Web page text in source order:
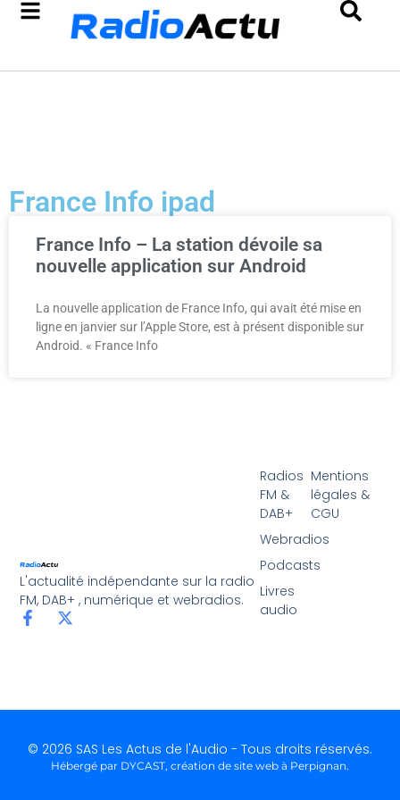
France Info ipad
France Info – La station dévoile sa
nouvelle application sur Android
La nouvelle application de France Info, qui avait été mise en
ligne en janvier sur l’Apple Store, est à présent disponible sur
Android. « France Info
L'actualité indépendante sur la radio
FM, DAB+ , numérique et webradios.
Radios
FM &
DAB+
Webradios
Podcasts
Livres
audio
Mentions
légales &
CGU
© 2026 SAS Les Actus de l'Audio - Tous droits réservés.
Hébergé par DYCAST, création de site web à Perpignan.